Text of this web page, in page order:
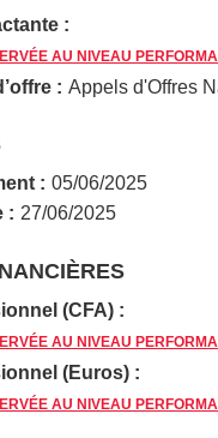
:
AU NIVEAU
: Appels d'Offres
: 05/06/2025
: 27/06/2025
(CFA) :
AU NIVEAU
(Euros) :
AU NIVEAU